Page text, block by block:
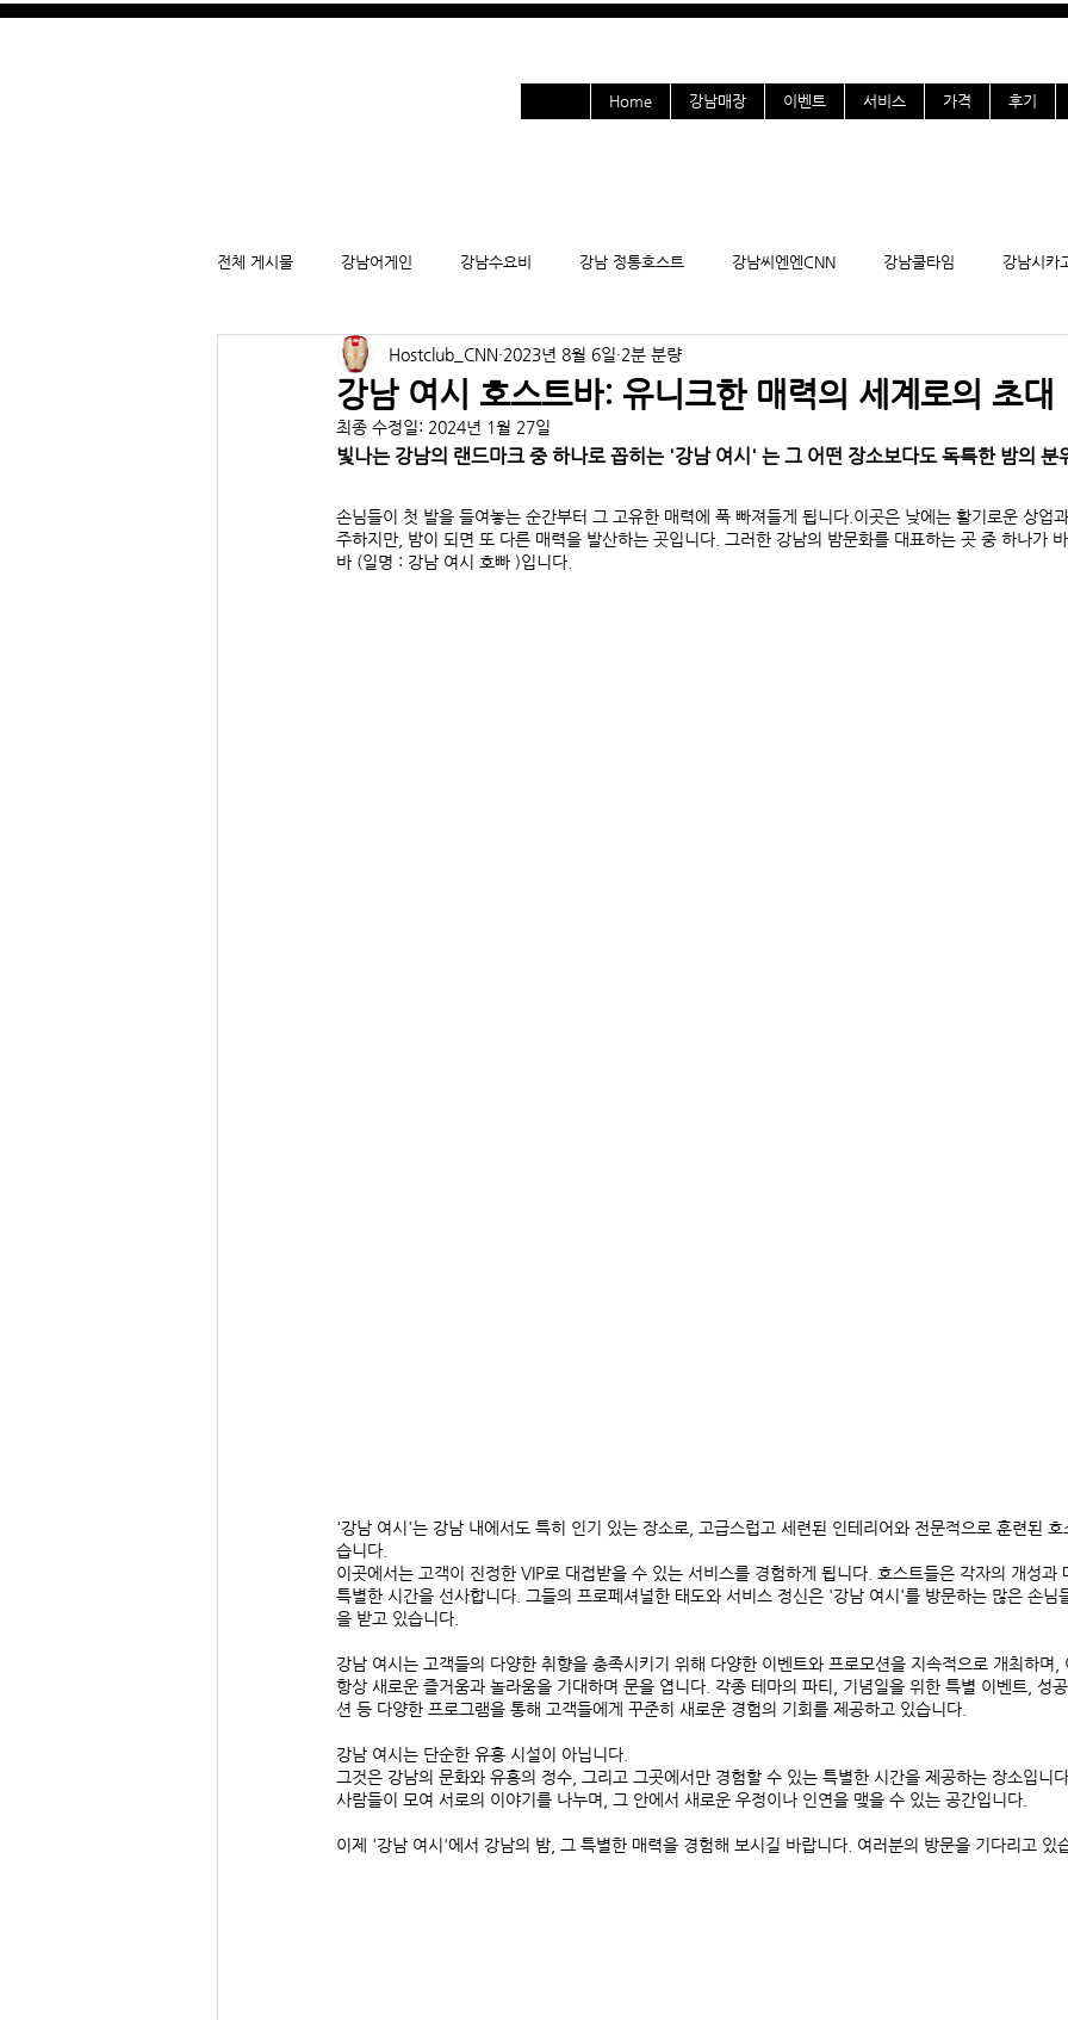
Home 강남매장 이벤트 서비스 가격 후기
전체 게시물 강남어게인 강남수요비 강남 정통호스트 강남씨엔엔CNN 강남쿨타임 강남시카
강남가라오케 강남여성시대 올초이스 강남여시
시카고 어게인 잠실호빠 후기 선릉호빠 역삼호빠 청담호빠 강남플러팅 강남블랙홀
강남 여시 호스트바: 유니크한 매력의 세계로의 초대
Hostclub_CNN 2023년 8월 6일 2분 분량
최종 수정일: 2024년 1월 27일
빛나는 강남의 랜드마크 중 하나로 꼽히는 '강남 여시' 는 그 어떤 장소보다도 독특한 밤의 분
손님들이 첫 발을 들여놓는 순간부터 그 고유한 매력에 푹 빠져들게 됩니다.이곳은 낮에는 활기로운 상업
주하지만, 밤이 되면 또 다른 매력을 발산하는 곳입니다. 그러한 강남의 밤문화를 대표하는 곳 중 하나가
바 (일명 : 강남 여시 호빠 )입니다.
'강남 여시'는 강남 내에서도 특히 인기 있는 장소로, 고급스럽고 세련된 인테리어와 전문적으로 훈련된 호
습니다.
이곳에서는 고객이 진정한 VIP로 대접받을 수 있는 서비스를 경험하게 됩니다. 호스트들은 각자의 개성과
특별한 시간을 선사합니다. 그들의 프로페셔널한 태도와 서비스 정신은 '강남 여시'를 방문하는 많은 손님
을 받고 있습니다.
강남 여시는 고객들의 다양한 취향을 충족시키기 위해 다양한 이벤트와 프로모션을 지속적으로 개최하며,
항상 새로운 즐거움과 놀라움을 기대하며 문을 엽니다. 각종 테마의 파티, 기념일을 위한 특별 이벤트, 성
션 등 다양한 프로그램을 통해 고객들에게 꾸준히 새로운 경험의 기회를 제공하고 있습니다.
강남 여시는 단순한 유흥 시설이 아닙니다.
그것은 강남의 문화와 유흥의 정수, 그리고 그곳에서만 경험할 수 있는 특별한 시간을 제공하는 장소입니
사람들이 모여 서로의 이야기를 나누며, 그 안에서 새로운 우정이나 인연을 맺을 수 있는 공간입니다.
이제 '강남 여시'에서 강남의 밤, 그 특별한 매력을 경험해 보시길 바랍니다. 여러분의 방문을 기다리고 있